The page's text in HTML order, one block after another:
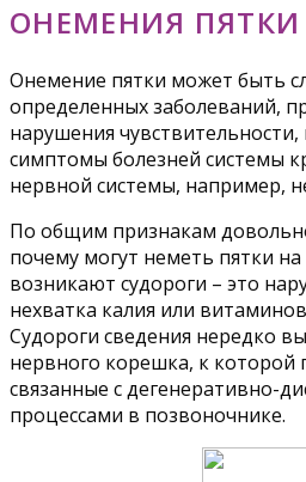
ОНЕМЕНИЯ ПЯТКИ
Онемение пятки может быть
определенных заболеваний,
нарушения
симптомы болезней системы
нервной системы, например,
По общим признакам
почему могут неметь пятки на
возникают судороги – это
нехватка калия или
Судороги сведения нередко
нервного корешка, к которой
связанные с дегенеративно-
процессами в позвоночнике.